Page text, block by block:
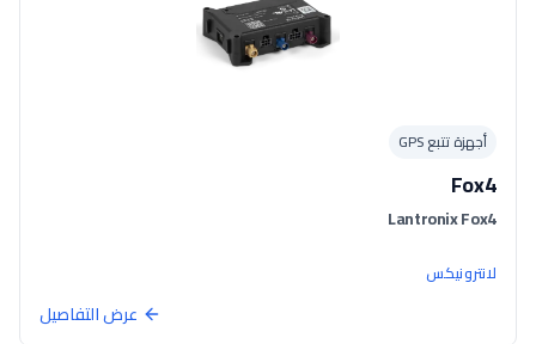
أجهزة تتبع GPS
Fox4
Lantronix Fox4
لانترونيكس
عرض التفاصيل